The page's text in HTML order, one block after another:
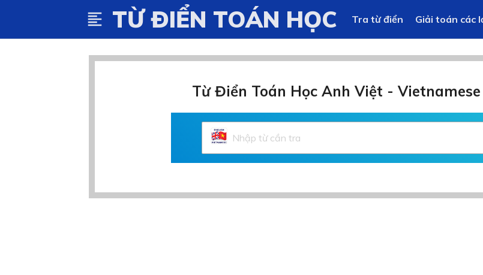
format_align_left TỪ ĐIỂN TOÁN HỌC Tra từ điển Giải toán các
Từ Điển Toán Học Anh Việt -